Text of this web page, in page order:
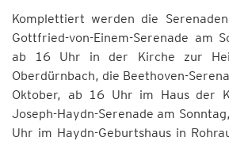
Komplettiert werden die
Gottfried-von-Einem-Serenade am
ab 16 Uhr in der Kirche zur
Oberdürnbach, die Beethoven-
Oktober, ab 16 Uhr im Haus der
Joseph-Haydn-Serenade am
Uhr im Haydn-Geburtshaus in